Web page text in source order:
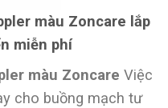
màu Zoncare lắp
miễn phí
màu Zoncare Việc
cho buồng mạch tư